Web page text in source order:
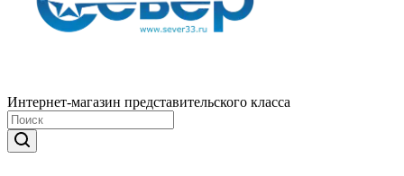
Интернет-магазин представительского класса